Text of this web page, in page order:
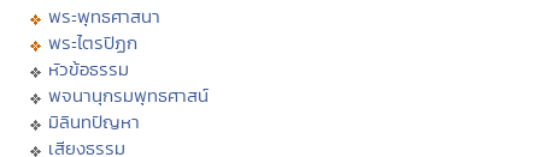
พระพุทธศาสนา
พระไตรปิฏก
หัวข้อธรรม
พจนานุกรมพุทธศาสน์
มิลินทปัญหา
เสียงธรรม